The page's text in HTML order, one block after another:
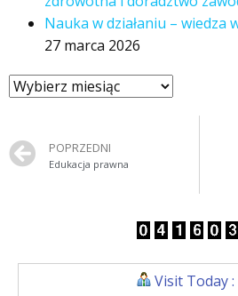
Nauka w działaniu – wiedza
27 marca 2026
POPRZEDNI
Edukacja prawna
Visit Today :